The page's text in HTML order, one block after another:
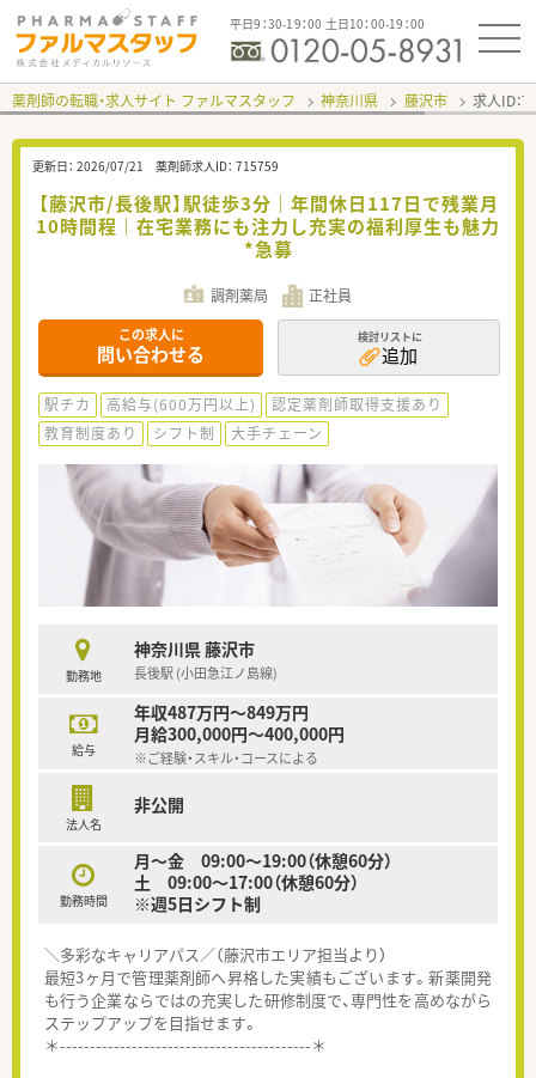
平日9：30-19：00 土日10：00-19：00
薬剤師の転職・求人サイト ファルマスタッフ 神奈川県 藤沢市 求人ID：
更新日： 2026/07/21 薬剤師求人ID： 715759
【藤沢市/長後駅】駅徒歩3分｜年間休日117日で残業月
10時間程｜在宅業務にも注力し充実の福利厚生も魅力
*急募
調剤薬局 正社員
この求人に
問い合わせる
検討リストに
追加
駅チカ 高給与(600万円以上)
認定薬剤師取得支援あり
教育制度あり
シフト制 大手チェーン
勤務地
神奈川県 藤沢市
長後駅 (小田急江ノ島線)
給与
年収487万円～849万円
月給300,000円～400,000円
※ご経験・スキル・コースによる
法人名
非公開
勤務時間
月～金 09:00～19:00（休憩60分）
土 09:00～17:00（休憩60分）
※週5日シフト制
＼多彩なキャリアパス／（藤沢市エリア担当より）
最短3ヶ月で管理薬剤師へ昇格した実績もございます。新薬開発
も行う企業ならではの充実した研修制度で、専門性を高めながら
ステップアップを目指せます。
＊------------------------------------------＊